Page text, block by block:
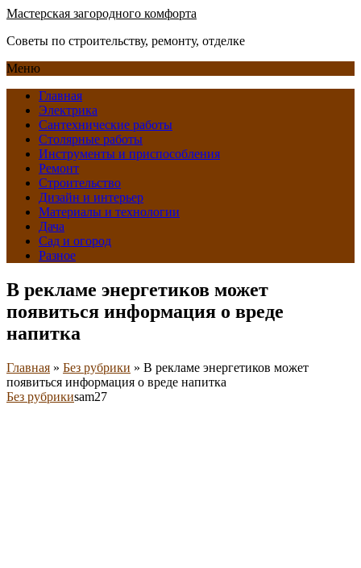
Мастерская загородного комфорта
Советы по строительству, ремонту, отделке
Меню
Главная
Электрика
Сантехнические работы
Столярные работы
Инструменты и приспособления
Ремонт
Строительство
Дизайн и интерьер
Материалы и технологии
Дача
Сад и огород
Разное
В рекламе энергетиков может
появиться информация о вреде
напитка
Главная » Без рубрики » В рекламе энергетиков может
появиться информация о вреде напитка
Без рубрикиsam27